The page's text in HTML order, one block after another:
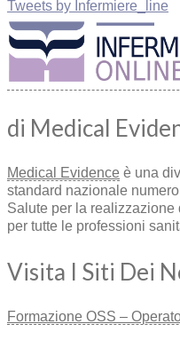
Tweets by Infermiere_line
di Medical
Medical Evidence è una
standard nazionale
Salute per la realizzazione
per tutte le professioni
Visita I Siti Dei
Formazione OSS –